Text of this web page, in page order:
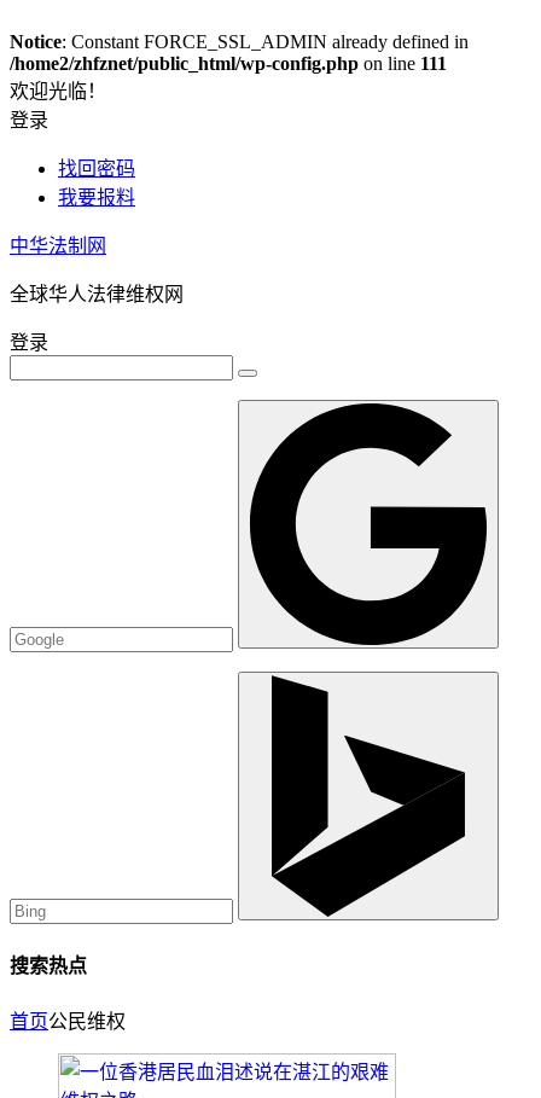
Notice: Constant FORCE_SSL_ADMIN already defined in
/home2/zhfznet/public_html/wp-config.php on line 111
欢迎光临！
登录
找回密码
我要报料
中华法制网
全球华人法律维权网
登录
搜索热点
首页公民维权